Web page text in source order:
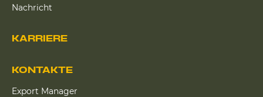
KARRIERE
Nachricht
KONTAKTE
Export Manager